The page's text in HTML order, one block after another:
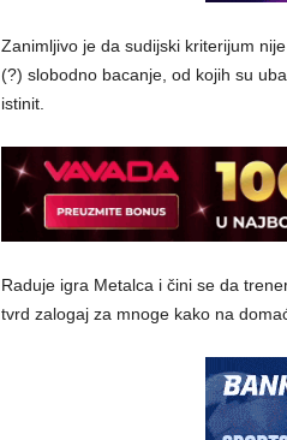
Zanimljivo je da sudijski kriterijum
(?) slobodno bacanje, od kojih su
istinit.
Raduje igra Metalca i čini se da
tvrd zalogaj za mnoge kako na